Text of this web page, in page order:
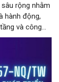
rộng nhằm
hành động,
và công